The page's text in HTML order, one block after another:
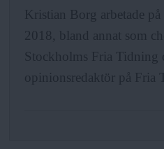
N
Kristian Borg arbetade
2018, bland annat som
Stockholms Fria Tidning
opinionsredaktör på Fria